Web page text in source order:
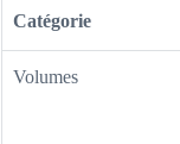
Catégorie
Volumes